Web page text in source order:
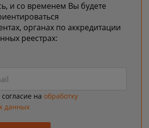
и со временем Вы будете
органах по аккредитации
реестрах:
на обработку
данных